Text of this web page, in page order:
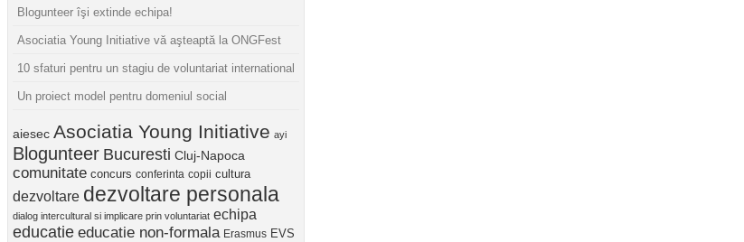
Blogunteer îşi extinde echipa!
Asociatia Young Initiative vă aşteaptă la ONGFest
10 sfaturi pentru un stagiu de voluntariat international
Un proiect model pentru domeniul social
aiesec Asociatia Young Initiative ayi
Blogunteer Bucuresti Cluj-Napoca
comunitate concurs conferinta copii cultura
dezvoltare dezvoltare personala
dialog intercultural si implicare prin voluntariat echipa
educatie educatie non-formala Erasmus EVS